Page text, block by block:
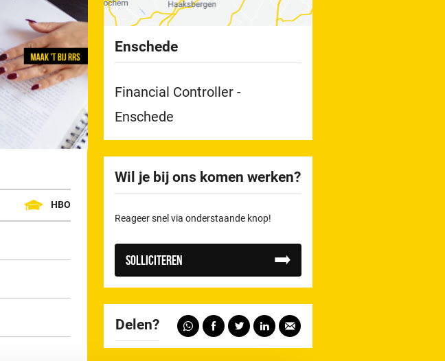
HBO
Enschede
Financial Controller -
Enschede
Wil je bij ons komen werken?
Reageer snel via onderstaande knop!
Solliciteren
Delen?